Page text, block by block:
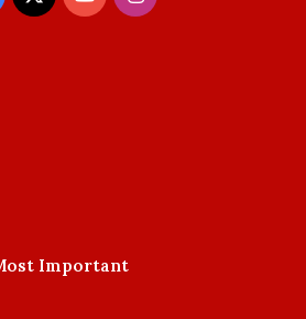
Important